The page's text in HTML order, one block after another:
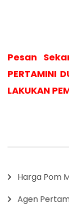
Pesan
PERTAMINI
LAKUKAN
Harga Pom
Agen